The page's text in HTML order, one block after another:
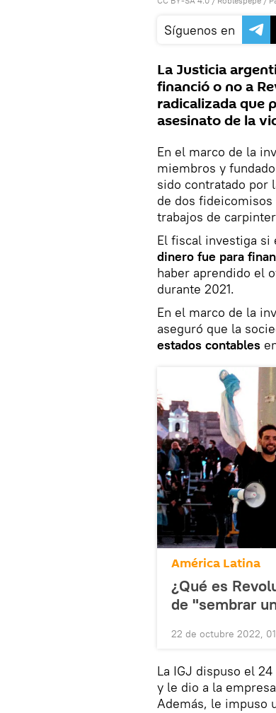
Síguenos en
La Justicia
financió o no a
radicalizada que
asesinato de la
En el marco de la
miembros y
sido contratado por
de dos
trabajos de
El fiscal investiga si
dinero fue para
haber aprendido el
durante 2021.
En el marco de la
aseguró que la
estados contables
América Latina
¿Qué es
de "sembrar
22 de octubre 2022,
La IGJ dispuso el
y le dio a la
Además, le impuso